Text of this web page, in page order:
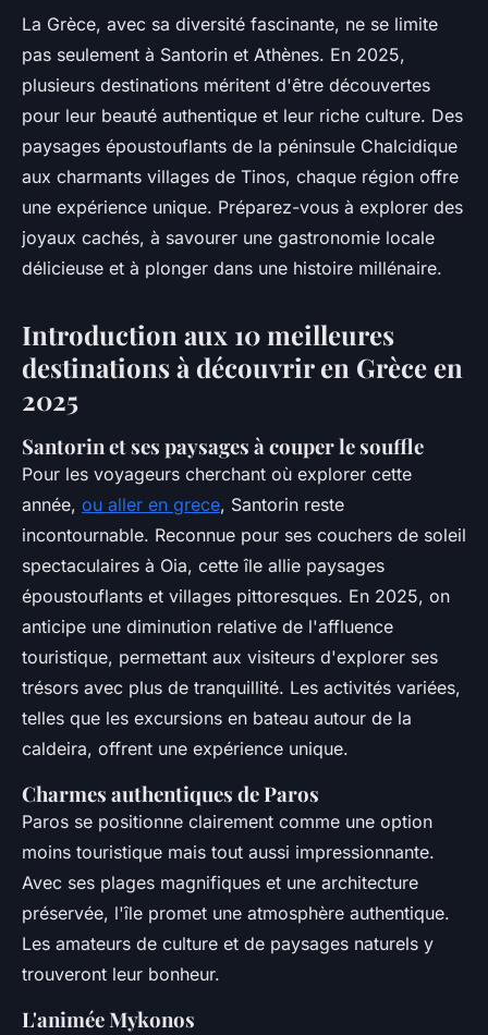
Les 10 meilleures destinations
à découvrir en grèce en 2025
Mathilde•9 mars 2025•5 min de lecture
La Grèce, avec sa diversité fascinante, ne se limite
pas seulement à Santorin et Athènes. En 2025,
plusieurs destinations méritent d'être découvertes
pour leur beauté authentique et leur riche culture. Des
paysages époustouflants de la péninsule Chalcidique
aux charmants villages de Tinos, chaque région offre
une expérience unique. Préparez-vous à explorer des
joyaux cachés, à savourer une gastronomie locale
délicieuse et à plonger dans une histoire millénaire.
Introduction aux 10 meilleures
destinations à découvrir en Grèce en
2025
Santorin et ses paysages à couper le souffle
Pour les voyageurs cherchant où explorer cette
année, ou aller en grece, Santorin reste
incontournable. Reconnue pour ses couchers de soleil
spectaculaires à Oia, cette île allie paysages
époustouflants et villages pittoresques. En 2025, on
anticipe une diminution relative de l'affluence
touristique, permettant aux visiteurs d'explorer ses
trésors avec plus de tranquillité. Les activités variées,
telles que les excursions en bateau autour de la
caldeira, offrent une expérience unique.
Charmes authentiques de Paros
Paros se positionne clairement comme une option
moins touristique mais tout aussi impressionnante.
Avec ses plages magnifiques et une architecture
préservée, l'île promet une atmosphère authentique.
Les amateurs de culture et de paysages naturels y
trouveront leur bonheur.
L'animée Mykonos